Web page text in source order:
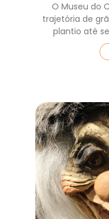
O Museu do
trajetória de
plantio até